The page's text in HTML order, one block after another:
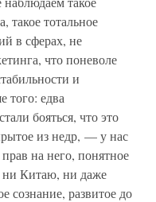
такое тотальное
в сферах, не
что поневоле
и
того: едва
бояться, что это
из недр, — у нас
на него, понятное
ни Китаю, ни даже
сознание, развитое до